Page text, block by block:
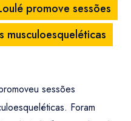
promove sessões
musculoesqueléticas
sessões
Foram